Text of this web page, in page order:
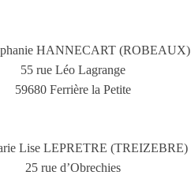
HANNECART (ROBEAUX)
55 rue Léo Lagrange
59680 Ferrière la Petite
Lise LEPRETRE (TREIZEBRE)
25 rue d’Obrechies